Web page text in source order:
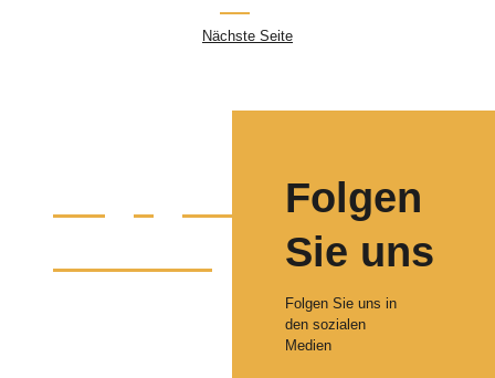
Nächste Seite
Folgen
Sie uns
Folgen Sie uns in
den sozialen
Medien